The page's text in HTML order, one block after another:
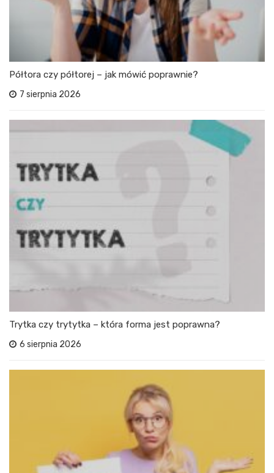
Półtora czy półtorej – jak mówić poprawnie?
7 sierpnia 2026
Trytka czy trytytka – która forma jest poprawna?
6 sierpnia 2026